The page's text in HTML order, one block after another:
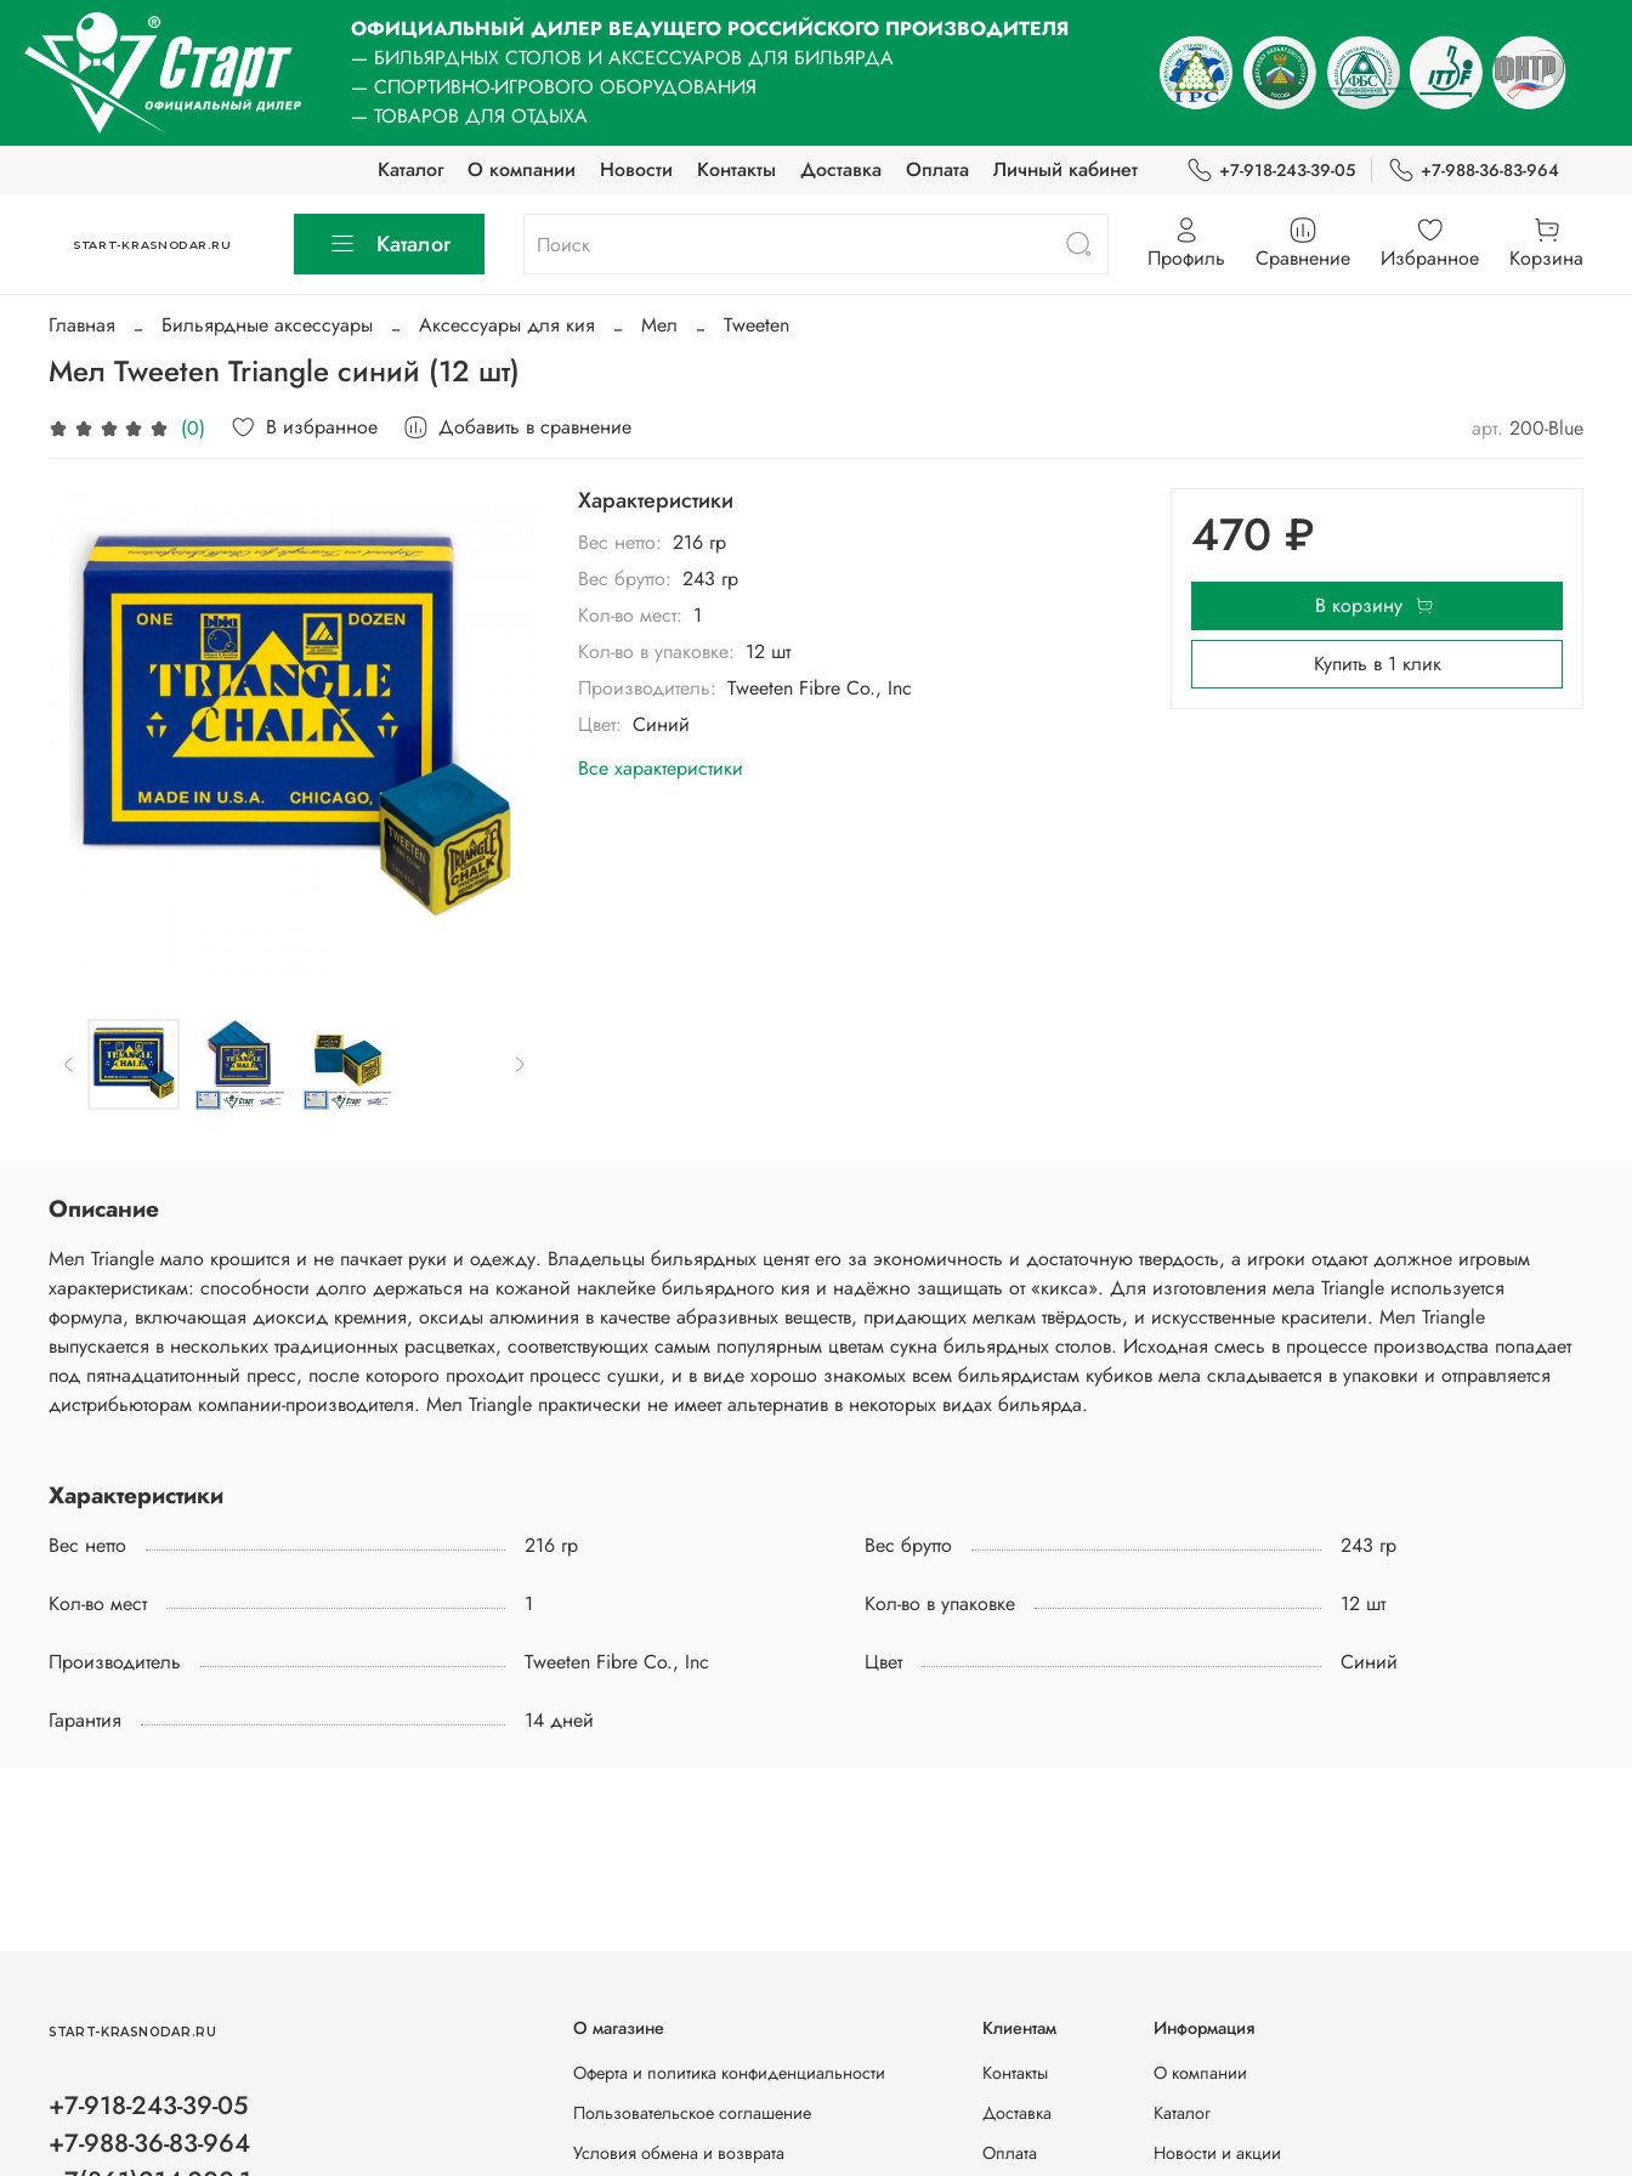
ОФИЦИАЛЬНЫЙ ДИЛЕР ВЕДУЩЕГО РОССИЙСКОГО ПРОИЗВОДИТЕЛЯ
— БИЛЬЯРДНЫХ СТОЛОВ И АКСЕССУАРОВ ДЛЯ БИЛЬЯРДА
— СПОРТИВНО-ИГРОВОГО ОБОРУДОВАНИЯ
— ТОВАРОВ ДЛЯ ОТДЫХА
Каталог
О компании Новости Контакты Доставка Оплата Личный кабинет +7-918-243-39-05 +7-988-36-83-964
START-KRASNODAR.RU Каталог Профиль Сравнение Избранное Корзина
Главная Бильярдные аксессуары Аксессуары для кия Мел Tweeten
Мел Tweeten Triangle синий (12 шт)
(0) В избранное Добавить в сравнение арт. 200-Blue
Характеристики
Вес нетто: 216 гр
Вес брутто: 243 гр
Кол-во мест: 1
Кол-во в упаковке: 12 шт
Производитель: Tweeten Fibre Co., Inc
Цвет: Синий
Все характеристики
470 ₽
В корзину
Купить в 1 клик
Описание
Мел Triangle мало крошится и не пачкает руки и одежду. Владельцы бильярдных ценят его за экономичность и достаточную твердость, а игроки отдают должное игровым
характеристикам: способности долго держаться на кожаной наклейке бильярдного кия и надёжно защищать от «кикса». Для изготовления мела Triangle используется
формула, включающая диоксид кремния, оксиды алюминия в качестве абразивных веществ, придающих мелкам твёрдость, и искусственные красители. Мел Triangle
выпускается в нескольких традиционных расцветках, соответствующих самым популярным цветам сукна бильярдных столов. Исходная смесь в процессе производства попадает
под пятнадцатитонный пресс, после которого проходит процесс сушки, и в виде хорошо знакомых всем бильярдистам кубиков мела складывается в упаковки и отправляется
дистрибьюторам компании-производителя. Мел Triangle практически не имеет альтернатив в некоторых видах бильярда.
Характеристики
Вес нетто 216 гр Вес брутто 243 гр
Кол-во мест 1 Кол-во в упаковке 12 шт
Производитель Tweeten Fibre Co., Inc Цвет Синий
Гарантия 14 дней
О магазине
Оферта и политика конфиденциальности
Пользовательское соглашение
Условия обмена и возврата
Клиентам
Контакты
Доставка
Оплата
Информация
О компании
Каталог
Новости и акции
START-KRASNODAR.RU
+7-918-243-39-05
+7-988-36-83-964